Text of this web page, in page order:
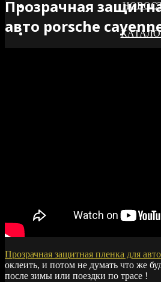
Прозрачная
авто porsche
Прозрачная защитная пленка для авто
оклеить, и потом не думать что же
после зимы или поездки по трасе !